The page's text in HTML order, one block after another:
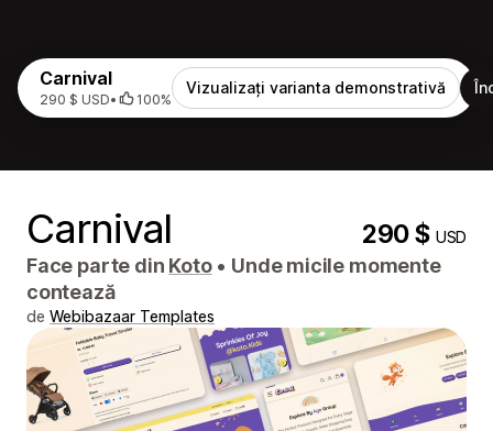
Carnival
290 $ USD• 100%
Vizualizați varianta demonstrativă
Carnival 290 $USD
Face parte din Koto • Unde micile momente
contează
de Webibazaar Templates